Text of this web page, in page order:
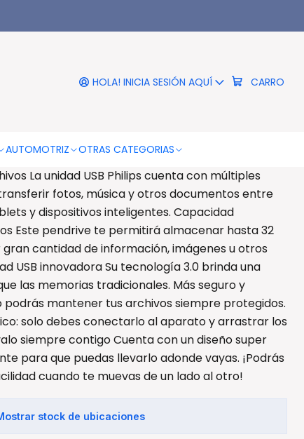
HOLA! INICIA SESIÓN AQUÍ CARRO
AUTOMOTRIZ OTRAS CATEGORIAS
Philips Usb 3.0 Vivid
High Speed - PS
DESCRIPCIÓN
La unidad USB Philips cuenta con múltiples
fotos, música y otros documentos entre
y dispositivos inteligentes. Capacidad
Este pendrive te permitirá almacenar hasta 32
cantidad de información, imágenes u otros
USB innovadora Su tecnología 3.0 brinda una
las memorias tradicionales. Más seguro y
mantener tus archivos siempre protegidos.
solo debes conectarlo al aparato y arrastrar los
siempre contigo Cuenta con un diseño super
para que puedas llevarlo adonde vayas. ¡Podrás
cuando te muevas de un lado al otro!
stock de ubicaciones